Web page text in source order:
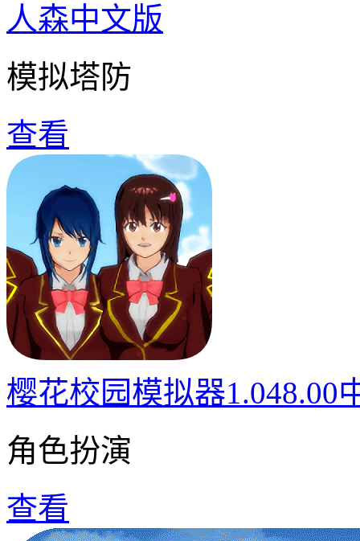
人森中文版
模拟塔防
查看
樱花校园模拟器1.048.00
角色扮演
查看